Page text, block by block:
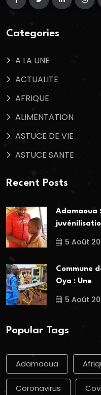
Categories
A LA UNE
ACTUALITE
AFRIQUE
ALIMENTATION
ASTUCE DE VIE
ASTUCE SANTE
Recent Posts
Adamaoua
5 Août
Commune
Oya : Une
5 Août
Popular Tags
Adamaoua
Coronavirus